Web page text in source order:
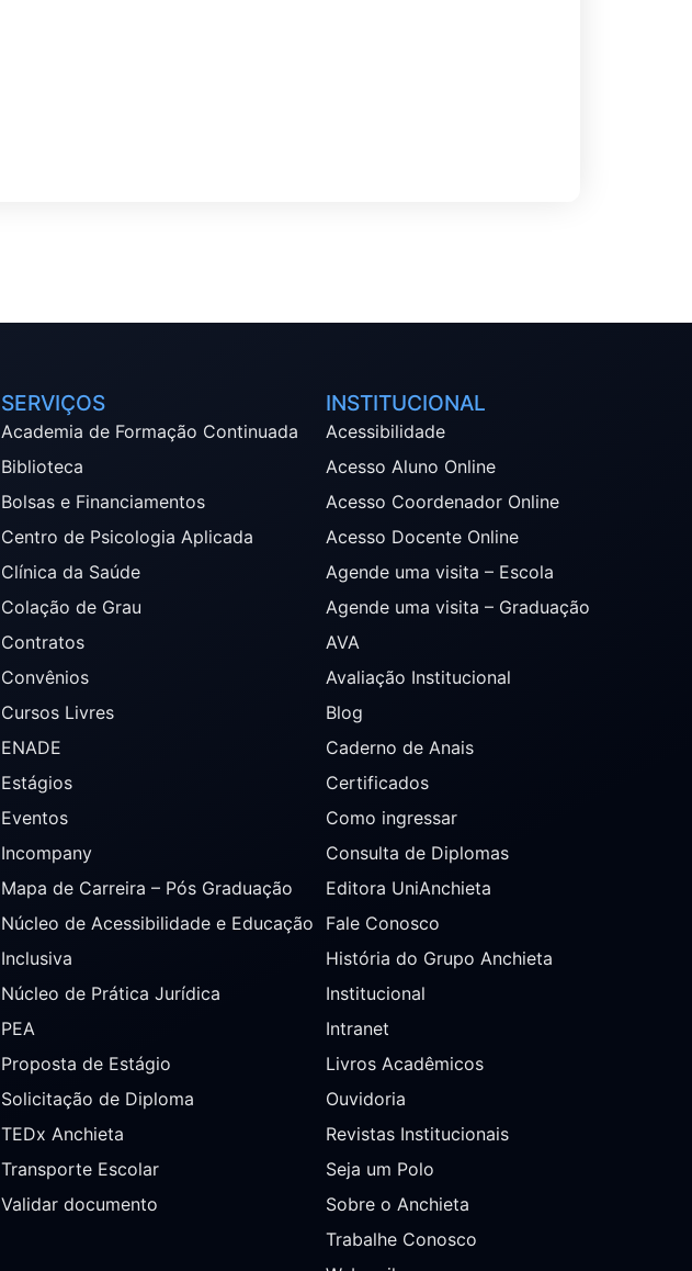
SERVIÇOS
Academia de Formação Continuada
Biblioteca
Bolsas e Financiamentos
Centro de Psicologia Aplicada
Clínica da Saúde
Colação de Grau
Contratos
Convênios
Cursos Livres
ENADE
Estágios
Eventos
Incompany
Mapa de Carreira – Pós Graduação
Núcleo de Acessibilidade e Educação
Inclusiva
Núcleo de Prática Jurídica
PEA
Proposta de Estágio
Solicitação de Diploma
TEDx Anchieta
Transporte Escolar
Validar documento
INSTITUCIONAL
Acessibilidade
Acesso Aluno Online
Acesso Coordenador Online
Acesso Docente Online
Agende uma visita – Escola
Agende uma visita – Graduação
AVA
Avaliação Institucional
Blog
Caderno de Anais
Certificados
Como ingressar
Consulta de Diplomas
Editora UniAnchieta
Fale Conosco
História do Grupo Anchieta
Institucional
Intranet
Livros Acadêmicos
Ouvidoria
Revistas Institucionais
Seja um Polo
Sobre o Anchieta
Trabalhe Conosco